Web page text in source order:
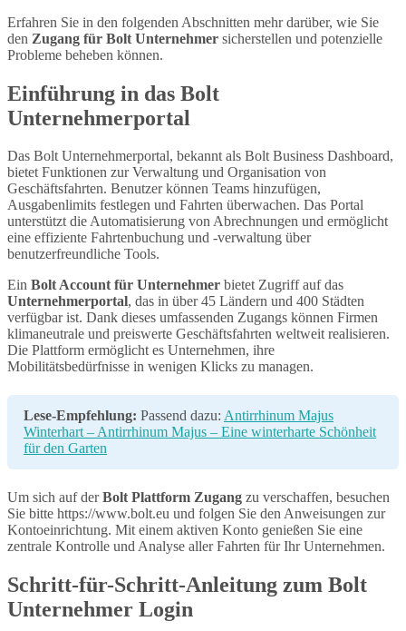
Erfahren Sie in den folgenden Abschnitten mehr darüber, wie Sie
den Zugang für Bolt Unternehmer sicherstellen und potenzielle
Probleme beheben können.
Einführung in das Bolt
Unternehmerportal
Das Bolt Unternehmerportal, bekannt als Bolt Business Dashboard,
bietet Funktionen zur Verwaltung und Organisation von
Geschäftsfahrten. Benutzer können Teams hinzufügen,
Ausgabenlimits festlegen und Fahrten überwachen. Das Portal
unterstützt die Automatisierung von Abrechnungen und ermöglicht
eine effiziente Fahrtenbuchung und -verwaltung über
benutzerfreundliche Tools.
Ein Bolt Account für Unternehmer bietet Zugriff auf das
Unternehmerportal, das in über 45 Ländern und 400 Städten
verfügbar ist. Dank dieses umfassenden Zugangs können Firmen
klimaneutrale und preiswerte Geschäftsfahrten weltweit realisieren.
Die Plattform ermöglicht es Unternehmen, ihre
Mobilitätsbedürfnisse in wenigen Klicks zu managen.
Lese-Empfehlung: Passend dazu: Antirrhinum Majus
Winterhart – Antirrhinum Majus – Eine winterharte Schönheit
für den Garten
Um sich auf derBolt Plattform Zugang zu verschaffen, besuchen
Sie bitte https://www.bolt.eu und folgen Sie den Anweisungen zur
Kontoeinrichtung. Mit einem aktiven Konto genießen Sie eine
zentrale Kontrolle und Analyse aller Fahrten für Ihr Unternehmen.
Schritt-für-Schritt-Anleitung zum Bolt
Unternehmer Login